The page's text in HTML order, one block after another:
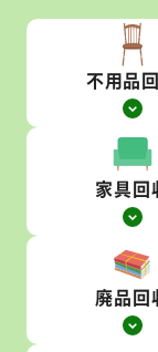
不用品
家具回
廃品回